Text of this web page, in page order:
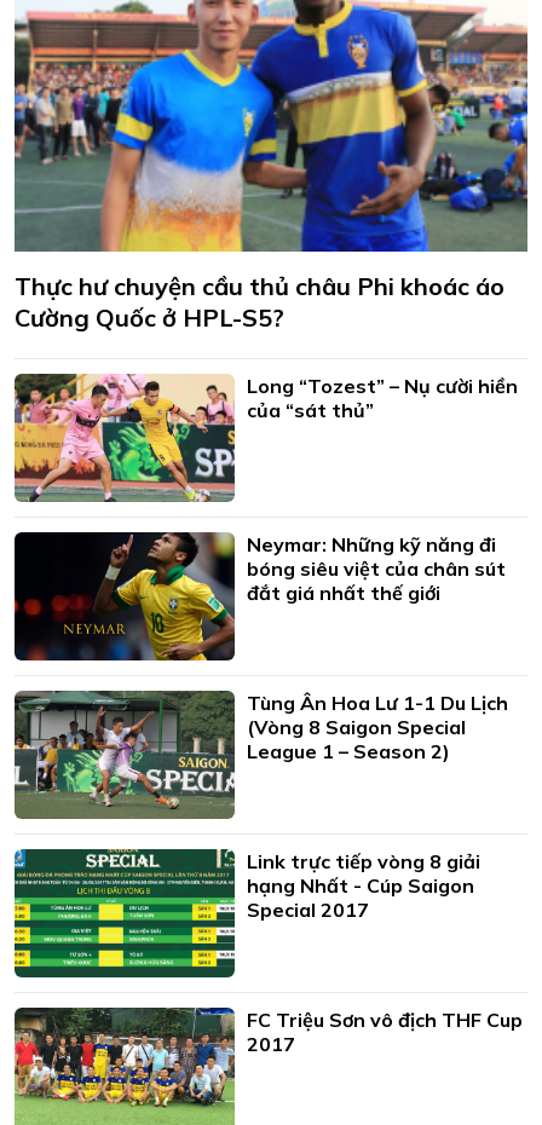
Thực hư chuyện cầu thủ châu Phi khoác áo
Cường Quốc ở HPL-S5?
Long “Tozest” – Nụ cười hiền
của “sát thủ”
Neymar: Những kỹ năng đi
bóng siêu việt của chân sút
đắt giá nhất thế giới
Tùng Ân Hoa Lư 1-1 Du Lịch
(Vòng 8 Saigon Special
League 1 – Season 2)
Link trực tiếp vòng 8 giải
hạng Nhất - Cúp Saigon
Special 2017
FC Triệu Sơn vô địch THF Cup
2017